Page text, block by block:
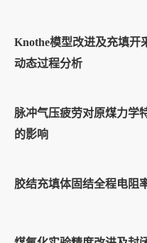
Knothe模型改进及充填开
动态过程分析
脉冲气压疲劳对原煤力学
的影响
胶结充填体固结全程电阻